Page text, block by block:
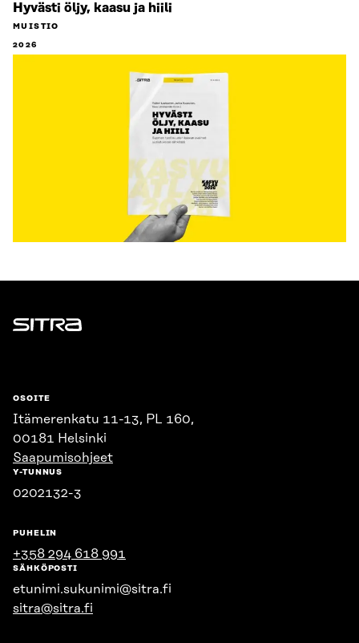
Hyvästi öljy, kaasu ja hiili
MUISTIO
2026
Sitra
OSOITE
Itämerenkatu 11-13, PL 160,
00181 Helsinki
Saapumisohjeet
Y-TUNNUS
0202132-3
PUHELIN
+358 294 618 991
SÄHKÖPOSTI
etunimi.sukunimi@sitra.fi
sitra@sitra.fi